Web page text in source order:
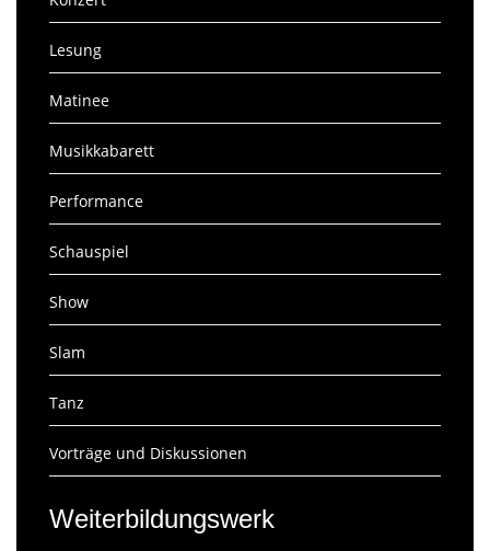
Lesung
Matinee
Musikkabarett
Performance
Schauspiel
Show
Slam
Tanz
Vorträge und Diskussionen
Weiterbildungswerk